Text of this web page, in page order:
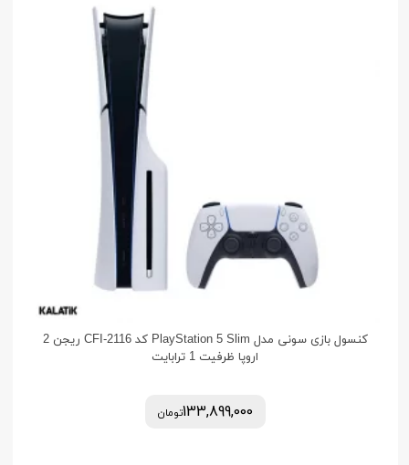
کنسول بازی سونی مدل PlayStation 5 Slim کد CFI-2116 ریجن 2
اروپا ظرفیت 1 ترابایت
133,899,000تومان